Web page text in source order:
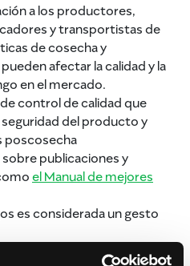
a los productores,
y transportistas de
de cosecha y
afectar la calidad y la
en el mercado.
control de calidad que
seguridad del producto y
poscosecha
publicaciones y
el Manual de mejores
es considerada un gesto